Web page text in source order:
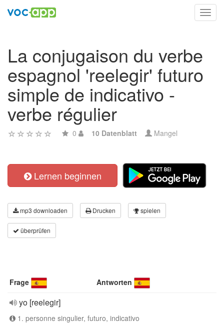
La conjugaison du verbe
espagnol 'reelegir' futuro
simple de indicativo -
verbe régulier
0 10 Datenblatt Mangel
Lernen beginnen
mp3 downloaden Drucken spielen
überprüfen
Frage Antworten
yo [reelegir]
1. personne singulier, futuro, indicativo